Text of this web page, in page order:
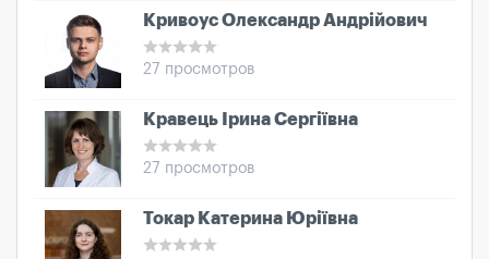
Кривоус Олександр Андрійович
27 просмотров
Кравець Ірина Сергіївна
27 просмотров
Токар Катерина Юріївна